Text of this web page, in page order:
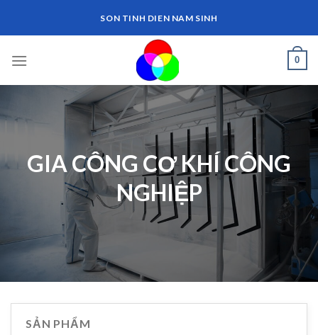
SON TINH DIEN NAM SINH
0
GIA CÔNG CƠ KHÍ CÔNG
NGHIỆP
SẢN PHẨM